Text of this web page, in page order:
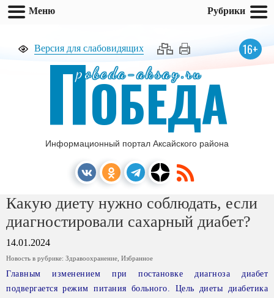
Версия для слабовидящих 16+
pobeda-aksay.ru
ПОБЕДА
Информационный портал Аксайского района
Какую диету нужно соблюдать, если
диагностировали сахарный диабет?
14.01.2024
Новость в рубрике: Здравоохранение Избранное
Главным изменением при постановке диагноза диабет
подвергается режим питания больного. Цель диеты диабетика
Меню Рубрики